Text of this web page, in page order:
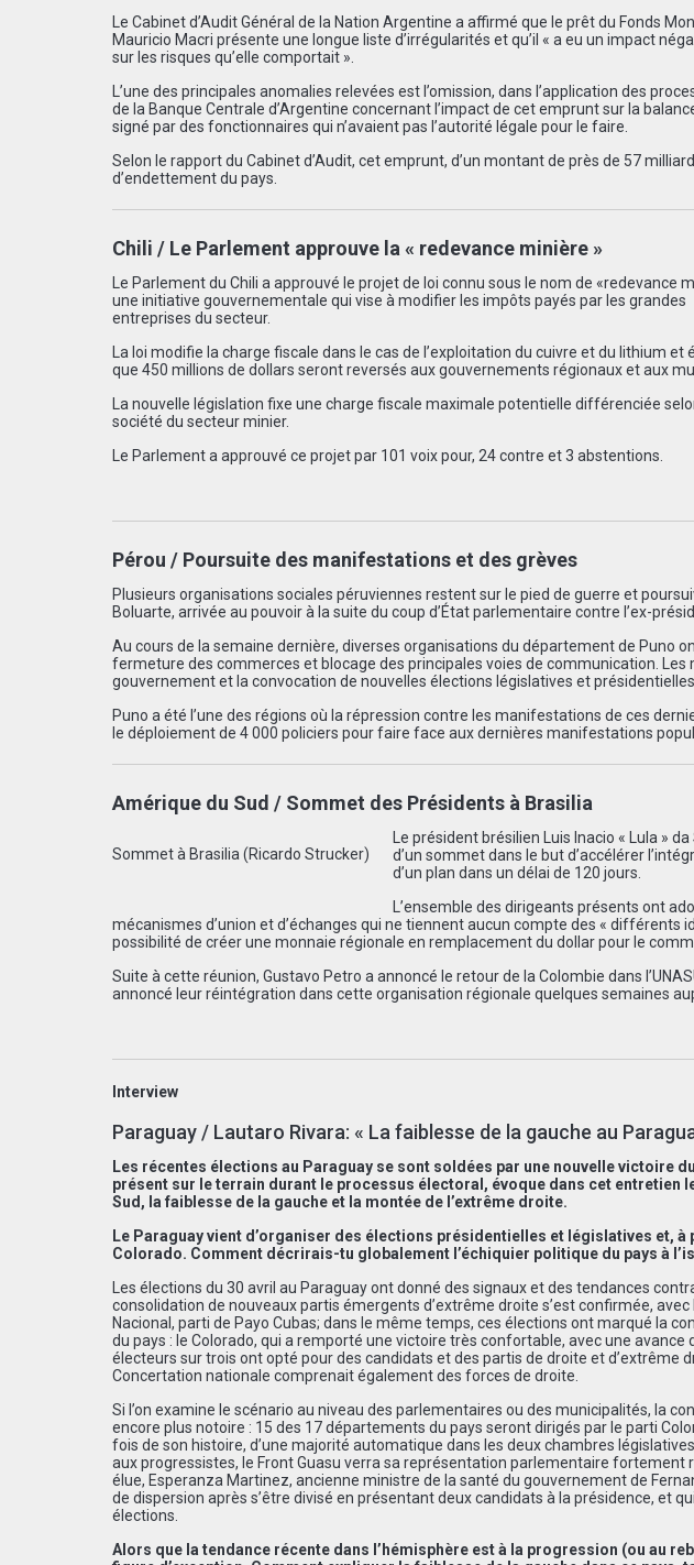
Le Cabinet d’Audit Général de la Nation Argentine a affirmé que le prêt du Fonds
Mauricio Macri présente une longue liste d’irrégularités et qu’il « a eu un impact
sur les risques qu’elle comportait ».
L’une des principales anomalies relevées est l’omission, dans l’application des
de la Banque Centrale d’Argentine concernant l’impact de cet emprunt sur la
signé par des fonctionnaires qui n’avaient pas l’autorité légale pour le faire.
Selon le rapport du Cabinet d’Audit, cet emprunt, d’un montant de près de 57
d’endettement du pays.
Chili / Le Parlement approuve la « redevance minière »
Le Parlement du Chili a approuvé le projet de loi connu sous le nom de «redevance
une initiative gouvernementale qui vise à modifier les impôts payés par les grandes
entreprises du secteur.
La loi modifie la charge fiscale dans le cas de l’exploitation du cuivre et du lithium et
que 450 millions de dollars seront reversés aux gouvernements régionaux et aux
La nouvelle législation fixe une charge fiscale maximale potentielle différenciée
société du secteur minier.
Le Parlement a approuvé ce projet par 101 voix pour, 24 contre et 3 abstentions.
Pérou / Poursuite des manifestations et des grèves
Plusieurs organisations sociales péruviennes restent sur le pied de guerre et
Boluarte, arrivée au pouvoir à la suite du coup d’État parlementaire contre l’ex-
Au cours de la semaine dernière, diverses organisations du département de Puno
fermeture des commerces et blocage des principales voies de communication.
gouvernement et la convocation de nouvelles élections législatives et présidentielles.
Puno a été l’une des régions où la répression contre les manifestations de ces
le déploiement de 4 000 policiers pour faire face aux dernières manifestations
Amérique du Sud / Sommet des Présidents à Brasilia
Sommet à Brasilia (Ricardo Strucker)
Le président brésilien Luis Inacio « Lula »
d’un sommet dans le but d’accélérer
d’un plan dans un délai de 120 jours.
L’ensemble des dirigeants présents ont
mécanismes d’union et d’échanges qui ne tiennent aucun compte des « différents
possibilité de créer une monnaie régionale en remplacement du dollar pour le
Suite à cette réunion, Gustavo Petro a annoncé le retour de la Colombie dans
annoncé leur réintégration dans cette organisation régionale quelques semaines
Interview
Paraguay / Lautaro Rivara: « La faiblesse de la gauche au
Les récentes élections au Paraguay se sont soldées par une nouvelle victoire
présent sur le terrain durant le processus électoral, évoque dans cet entretien
Sud, la faiblesse de la gauche et la montée de l’extrême droite.
Le Paraguay vient d’organiser des élections présidentielles et législatives et,
Colorado. Comment décrirais-tu globalement l’échiquier politique du pays à
Les élections du 30 avril au Paraguay ont donné des signaux et des tendances
consolidation de nouveaux partis émergents d’extrême droite s’est confirmée,
Nacional, parti de Payo Cubas; dans le même temps, ces élections ont marqué la
du pays : le Colorado, qui a remporté une victoire très confortable, avec une avance
électeurs sur trois ont opté pour des candidats et des partis de droite et d’extrême
Concertation nationale comprenait également des forces de droite.
Si l’on examine le scénario au niveau des parlementaires ou des municipalités, la
encore plus notoire : 15 des 17 départements du pays seront dirigés par le parti
fois de son histoire, d’une majorité automatique dans les deux chambres
aux progressistes, le Front Guasu verra sa représentation parlementaire fortement
élue, Esperanza Martinez, ancienne ministre de la santé du gouvernement de
de dispersion après s’être divisé en présentant deux candidats à la présidence, et
élections.
Alors que la tendance récente dans l’hémisphère est à la progression (ou au